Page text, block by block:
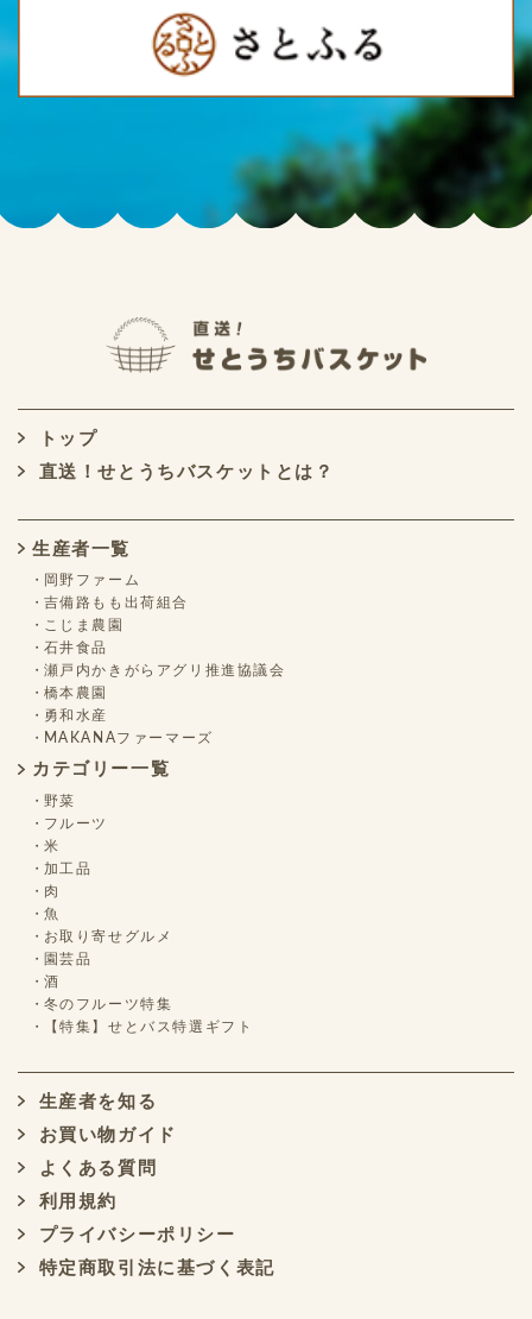
トップ
直送！せとうちバスケットとは？
生産者一覧
岡野ファーム
吉備路もも出荷組合
こじま農園
石井食品
瀬戸内かきがらアグリ推進協議会
橋本農園
勇和水産
MAKANAファーマーズ
カテゴリー一覧
野菜
フルーツ
米
加工品
肉
魚
お取り寄せグルメ
園芸品
酒
冬のフルーツ特集
【特集】せとバス特選ギフト
生産者を知る
お買い物ガイド
よくある質問
利用規約
プライバシーポリシー
特定商取引法に基づく表記